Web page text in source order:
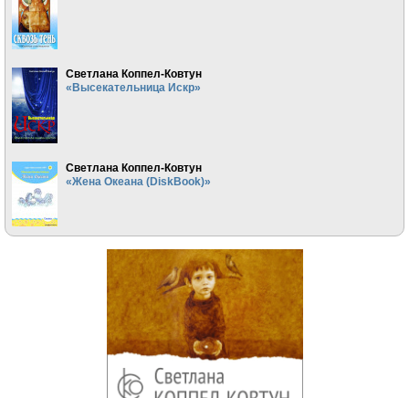
Светлана Коппел-Ковтун
«Высекательница Искр»
Светлана Коппел-Ковтун
«Жена Океана (DiskBook)»